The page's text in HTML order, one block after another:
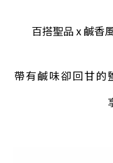
百搭聖品 x 鹹香
帶有鹹味卻回甘的